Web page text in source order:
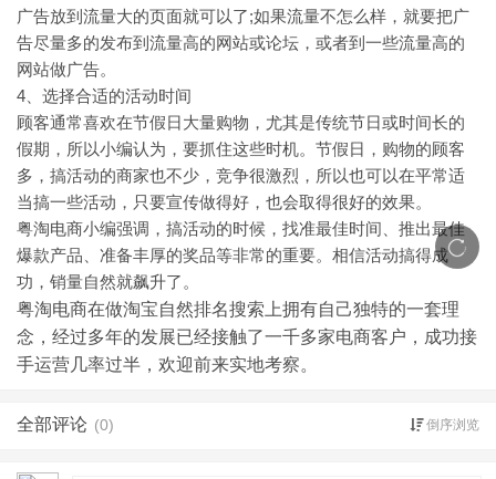
广告放到流量大的页面就可以了;如果流量不怎么样，就要把广
告尽量多的发布到流量高的网站或论坛，或者到一些流量高的
网站做广告。
4、选择合适的活动时间
顾客通常喜欢在节假日大量购物，尤其是传统节日或时间长的
假期，所以小编认为，要抓住这些时机。节假日，购物的顾客
多，搞活动的商家也不少，竞争很激烈，所以也可以在平常适
当搞一些活动，只要宣传做得好，也会取得很好的效果。
粤淘电商小编强调，搞活动的时候，找准最佳时间、推出最佳
爆款产品、准备丰厚的奖品等非常的重要。相信活动搞得成
功，销量自然就飙升了。
粤淘电商在做淘宝自然排名搜索上拥有自己独特的一套理
念，经过多年的发展已经接触了一千多家电商客户，成功接
手运营几率过半，欢迎前来实地考察。
全部评论 (0) 倒序浏览